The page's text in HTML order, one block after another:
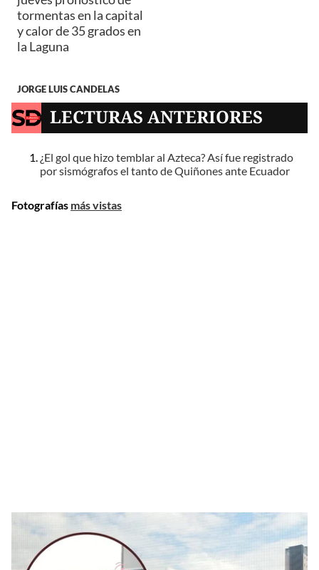
tormentas en la capital
y calor de 35 grados en
la Laguna
JORGE LUIS CANDELAS
LECTURAS ANTERIORES
¿El gol que hizo temblar al Azteca? Así fue registrado
por sismógrafos el tanto de Quiñones ante Ecuador
Fotografías más vistas